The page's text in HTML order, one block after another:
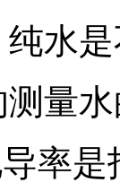
水
量
率